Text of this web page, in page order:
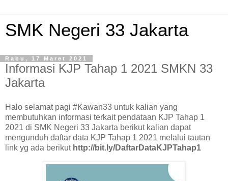
SMK Negeri 33 Jakarta
Rabu, 17 Maret 2021
Informasi KJP Tahap 1 2021 SMKN 33
Jakarta
Halo selamat pagi #Kawan33 untuk kalian yang
membutuhkan informasi terkait pendataan KJP Tahap 1
2021 di SMK Negeri 33 Jakarta berikut kalian dapat
mengunduh daftar data KJP Tahap 1 2021 melalui tautan
link yg ada berikut http://bit.ly/DaftarDataKJPTahap1